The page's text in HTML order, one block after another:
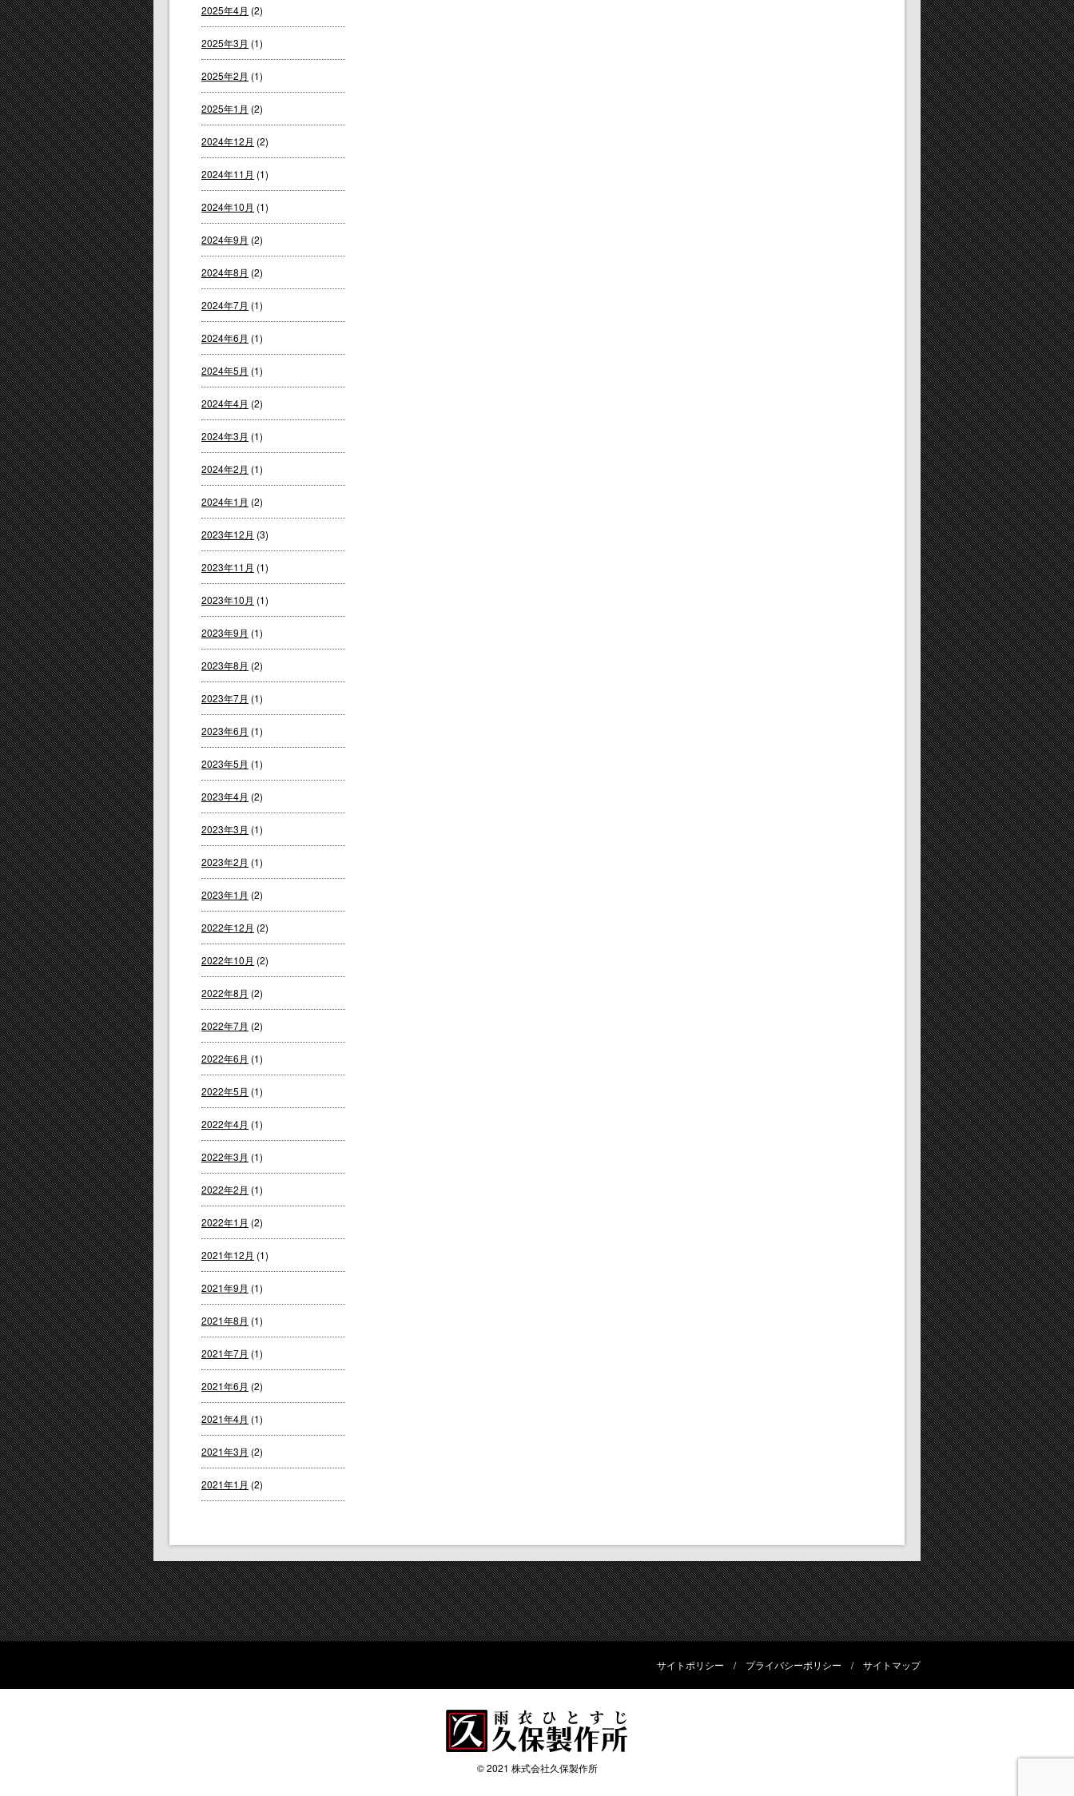
2025年4月 (2)
2025年3月 (1)
2025年2月 (1)
2025年1月 (2)
2024年12月 (2)
2024年11月 (1)
2024年10月 (1)
2024年9月 (2)
2024年8月 (2)
2024年7月 (1)
2024年6月 (1)
2024年5月 (1)
2024年4月 (2)
2024年3月 (1)
2024年2月 (1)
2024年1月 (2)
2023年12月 (3)
2023年11月 (1)
2023年10月 (1)
2023年9月 (1)
2023年8月 (2)
2023年7月 (1)
2023年6月 (1)
2023年5月 (1)
2023年4月 (2)
2023年3月 (1)
2023年2月 (1)
2023年1月 (2)
2022年12月 (2)
2022年10月 (2)
2022年8月 (2)
2022年7月 (2)
2022年6月 (1)
2022年5月 (1)
2022年4月 (1)
2022年3月 (1)
2022年2月 (1)
2022年1月 (2)
2021年12月 (1)
2021年9月 (1)
2021年8月 (1)
2021年7月 (1)
2021年6月 (2)
2021年4月 (1)
2021年3月 (2)
2021年1月 (2)
サイトポリシー / プライバシーポリシー / サイトマップ
© 2021 株式会社久保製作所